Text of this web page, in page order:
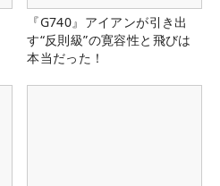
『G740』アイアンが引き出
す“反則級”の寛容性と飛びは
本当だった！